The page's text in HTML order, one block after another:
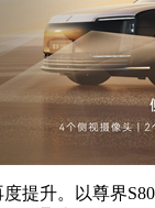
升。以尊界